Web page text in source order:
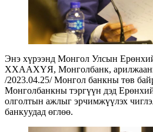
Энэ хүрээнд Монгол Улсын
ХХААХҮЯ, Монголбанк,
/2023.04.25/ Монгол банкны төв
Монголбанкны тэргүүн дэд
олголтын ажлыг эрчимжүүлэх
банкуудад өглөө.